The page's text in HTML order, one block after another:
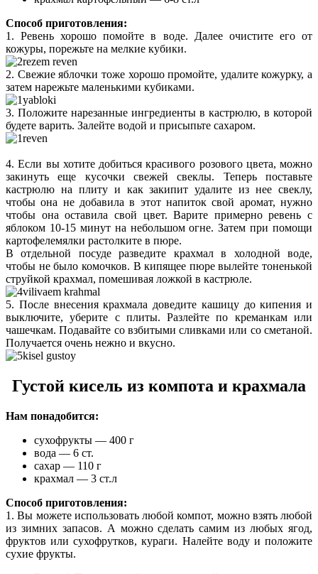
Способ приготовления:
1. Ревень хорошо помойте в воде. Далее очистите его от
кожуры, порежьте на мелкие кубики.
2. Свежие яблочки тоже хорошо промойте, удалите кожурку, а
затем нарежьте маленькими кубиками.
3. Положите нарезанные ингредиенты в кастрюлю, в которой
будете варить. Залейте водой и присыпьте сахаром.
4. Если вы хотите добиться красивого розового цвета, можно
закинуть еще кусочки свежей свеклы. Теперь поставьте
кастрюлю на плиту и как закипит удалите из нее свеклу,
чтобы она не добавила в этот напиток свой аромат, нужно
чтобы она оставила свой цвет. Варите примерно ревень с
яблоком 10-15 минут на небольшом огне. Затем при помощи
картофелемялки растолките в пюре.
В отдельной посуде разведите крахмал в холодной воде,
чтобы не было комочков. В кипящее пюре вылейте тоненькой
струйкой крахмал, помешивая ложкой в кастрюле.
5. После внесения крахмала доведите кашицу до кипения и
выключите, уберите с плиты. Разлейте по креманкам или
чашечкам. Подавайте со взбитыми сливками или со сметаной.
Получается очень нежно и вкусно.
Густой кисель из компота и крахмала
Нам понадобится:
сухофрукты — 400 г
вода — 6 ст.
сахар — 110 г
крахмал — 3 ст.л
Способ приготовления:
1. Вы можете использовать любой компот, можно взять любой
из зимних запасов. А можно сделать самим из любых ягод,
фруктов или сухофрутков, кураги. Налейте воду и положите
сухие фрукты.